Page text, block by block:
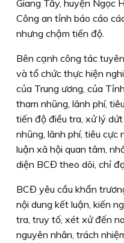
Giang Tây, huyện Ngọc
Công an tỉnh báo cáo
nhưng chậm tiến độ.
Bên cạnh công tác
và tổ chức thực hiện
của Trung ương, của
tham nhũng, lãnh phí,
tiến độ điều tra, xử lý
nhũng, lãnh phí, tiêu cực
luận xã hội quan tâm,
diện BCĐ theo dõi, chỉ
BCĐ yêu cầu khẩn
nội dung kết luận, kiến
tra, truy tố, xét xử đến
nguyên nhân, trách